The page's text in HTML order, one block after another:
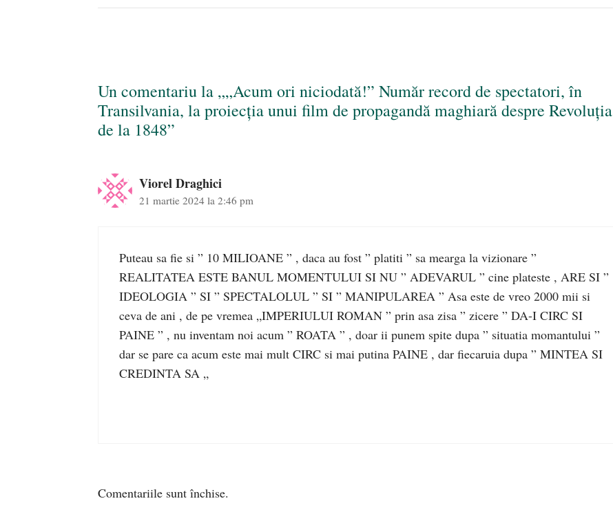
Un comentariu la „„Acum ori niciodată!” Număr record de spectatori, în
Transilvania, la proiecția unui film de propagandă maghiară despre Revoluția
de la 1848”
Viorel Draghici
21 martie 2024 la 2:46 pm
Puteau sa fie si ” 10 MILIOANE ” , daca au fost ” platiti ” sa mearga la vizionare ”
REALITATEA ESTE BANUL MOMENTULUI SI NU ” ADEVARUL ” cine plateste , ARE SI ”
IDEOLOGIA ” SI ” SPECTALOLUL ” SI ” MANIPULAREA ” Asa este de vreo 2000 mii si
ceva de ani , de pe vremea „IMPERIULUI ROMAN ” prin asa zisa ” zicere ” DA-I CIRC SI
PAINE ” , nu inventam noi acum ” ROATA ” , doar ii punem spite dupa ” situatia momantului ”
dar se pare ca acum este mai mult CIRC si mai putina PAINE , dar fiecaruia dupa ” MINTEA SI
CREDINTA SA „
Comentariile sunt închise.